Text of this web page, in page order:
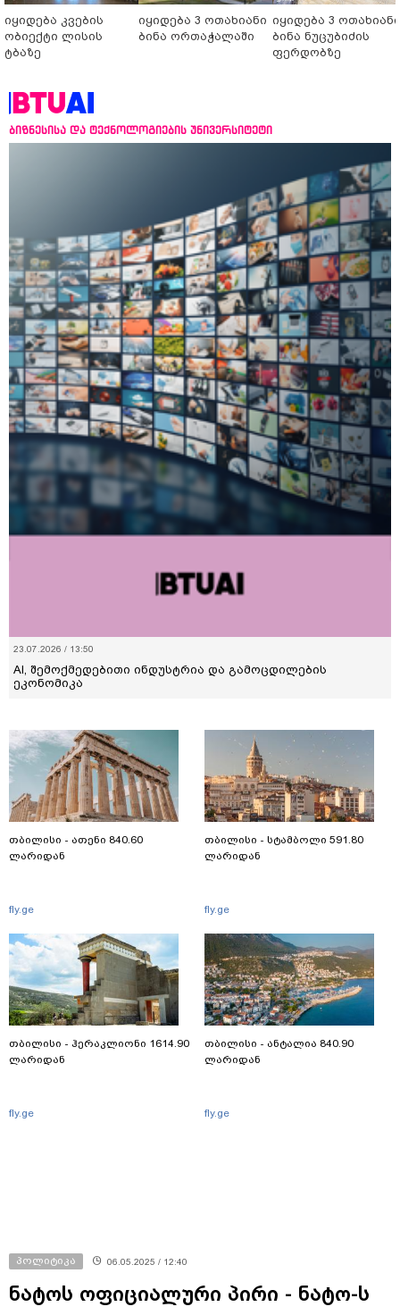
იყიდება კვების
ობიექტი ლისის
ტბაზე
იყიდება 3 ოთახიანი
ბინა ორთაჭალაში
იყიდება 3 ოთახიანი
ბინა ნუცუბიძის
ფერდობზე
ბიზნესისა და ტექნოლოგიების უნივერსიტეტი
23.07.2026 / 13:50
AI, შემოქმედებითი ინდუსტრია და გამოცდილების
ეკონომიკა
თბილისი - ათენი 840.60
ლარიდან
fly.ge
თბილისი - ჰერაკლიონი 1614.90
ლარიდან
fly.ge
თბილისი - სტამბოლი 591.80
ლარიდან
fly.ge
თბილისი - ანტალია 840.90
ლარიდან
fly.ge
პოლიტიკა 06.05.2025 / 12:40
ნატოს ოფიციალური პირი - ნატო-ს